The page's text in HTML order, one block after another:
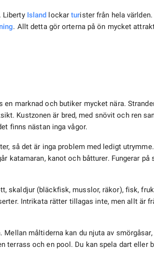
Liberty Island lockarturister från hela
. Allt detta gör orterna på ön mycket
en marknad och butiker mycket nära.
Kustzonen är bred, med snövit och ren
finns nästan inga vågor.
så det är inga problem med ledigt
katamaran, kanot och båtturer. Fungerar på
skaldjur (bläckfisk, musslor, räkor), fisk,
Intrikata rätter tillagas inte, men allt är
måltiderna kan du njuta av smörgåsar,
terrass och en pool. Du kan spela dart eller